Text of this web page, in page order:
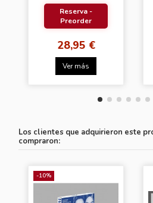
Reserva -
Preorder
28,95 €
Ver más
Los clientes que adquirieron este
compraron:
-10%